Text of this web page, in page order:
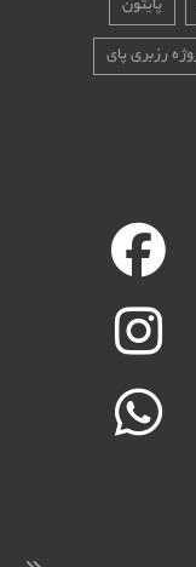
پایتون
رزبری پای